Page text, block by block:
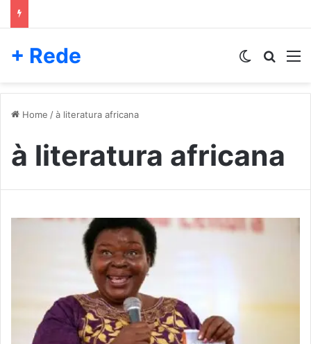
+ Rede Switch skin
Home /à literatura africana
à literatura africana